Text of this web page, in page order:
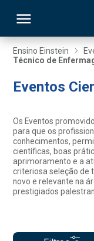
Ensino Einstein
Técnico de
Eventos
Os Eventos
para que os
conhecimentos,
científicas, boas
aprimoramento e a
criteriosa seleção de
novo e relevante na
prestigiados